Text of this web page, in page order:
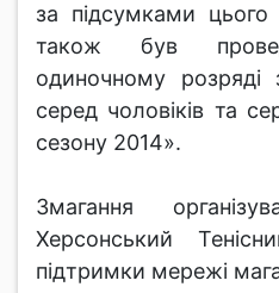
за підсумками
також був
одиночному
серед чоловіків та
сезону 2014».
Змагання
Херсонський
підтримки мережі